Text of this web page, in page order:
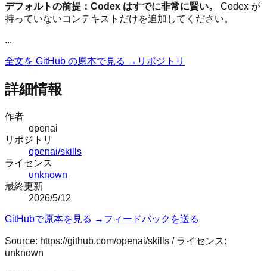
デフォルトの前提：Codex はすでに非常に賢い。
Codex が
持っていないコンテキストだけを追加してください。
...
全文を GitHub の原本で見る → リポジトリ
詳細情報
作者
openai
リポジトリ
openai/skills
ライセンス
unknown
最終更新
2026/5/12
GitHubで原本を見る → フィードバックを送る
Source: https://github.com/openai/skills / ライセンス:
unknown